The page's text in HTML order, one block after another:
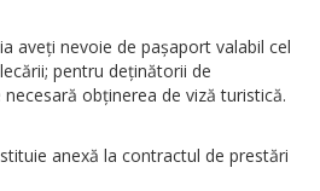
aveți nevoie de pașaport valabil cel
pentru deținătorii de
obținerea de viză turistică.
anexă la contractul de prestări